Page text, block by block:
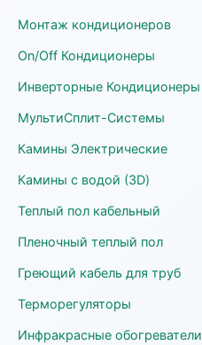
Монтаж кондиционеров
On/Off Кондиционеры
Инверторные Кондиционеры
МультиСплит-Системы
Камины Электрические
Камины с водой (3D)
Теплый пол кабельный
Пленочный теплый пол
Греющий кабель для труб
Терморегуляторы
Инфракрасные обогреватели